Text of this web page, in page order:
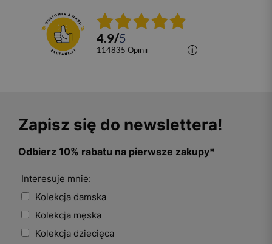
4.9/5
114835 opinii
Zapisz się do newslettera!
Odbierz 10% rabatu na pierwsze zakupy*
Interesuje mnie:
Kolekcja damska
Kolekcja męska
Kolekcja dziecięca